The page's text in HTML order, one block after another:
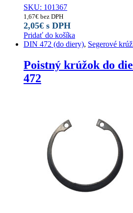
SKU: 101367
1,67€ bez DPH
2,05€ s DPH
Pridať do košíka
DIN 472 (do diery), Segerové
Poistný krúžok do
472